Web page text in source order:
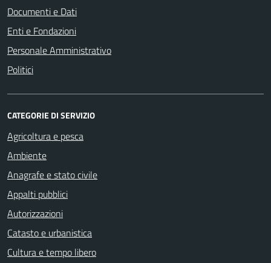
Documenti e Dati
Enti e Fondazioni
Personale Amministrativo
Politici
CATEGORIE DI SERVIZIO
Agricoltura e pesca
Ambiente
Anagrafe e stato civile
Appalti pubblici
Autorizzazioni
Catasto e urbanistica
Cultura e tempo libero